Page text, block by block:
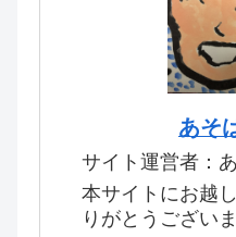
あそ
サイト運営者：
本サイトにお越
りがとうござい